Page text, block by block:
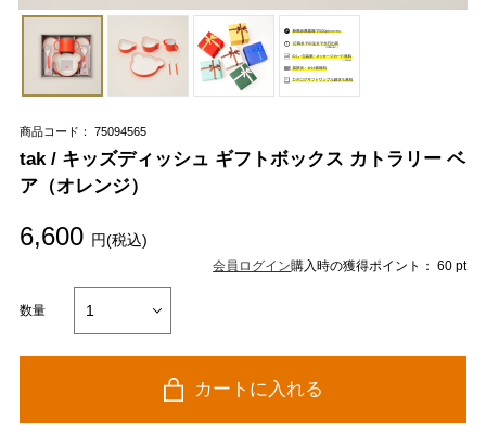
商品コード： 75094565
tak / キッズディッシュ ギフトボックス カトラリー ベ
ア（オレンジ）
6,600 円(税込)
会員ログイン購入時の獲得ポイント： 60 pt
数量
カートに入れる